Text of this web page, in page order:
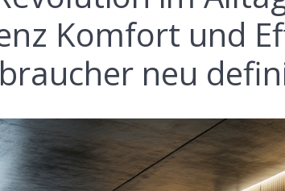
Komfort und
neu